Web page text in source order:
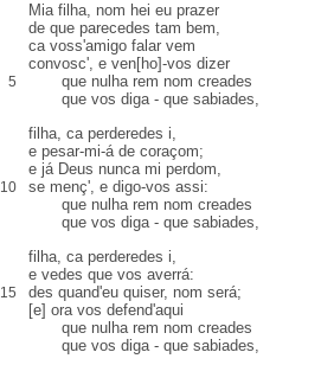
Mia filha, nom hei eu prazer
de que parecedes tam bem,
cavoss'amigo falar vem
convosc', e ven[ho]-vos dizer
5 que nulha rem nom creades
que vos diga - que sabiades,
filha, caperderedes i,
e pesar-mi-á de coraçom;
e já Deus nunca mi perdom,
10 se menç', e digo-vos assi:
que nulha rem nom creades
que vos diga - que sabiades,
filha, ca perderedes i,
e vedes que vos averrá:
15 des quand'eu quiser, nom será;
[e] ora vos defend'aqui
que nulha rem nom creades
que vos diga - que sabiades,